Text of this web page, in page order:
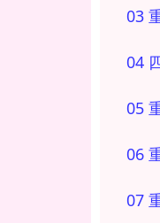
03
04
05
06
07